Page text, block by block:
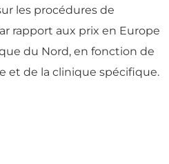
les procédures de
rapport aux prix en Europe
du Nord, en fonction de
et de la clinique spécifique.